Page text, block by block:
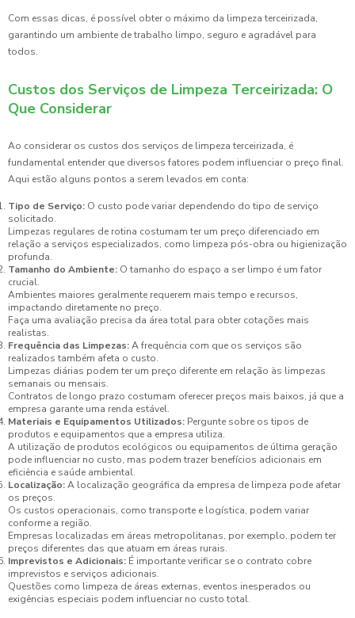
Com essas dicas, é possível obter o máximo da limpeza terceirizada,
garantindo um ambiente de trabalho limpo, seguro e agradável para
todos.
Custos dos Serviços de Limpeza Terceirizada: O
Que Considerar
Ao considerar os custos dos serviços de limpeza terceirizada, é
fundamental entender que diversos fatores podem influenciar o preço final.
Aqui estão alguns pontos a serem levados em conta:
Tipo de Serviço: O custo pode variar dependendo do tipo de serviço
solicitado.
Limpezas regulares de rotina costumam ter um preço diferenciado em
relação a serviços especializados, como limpeza pós-obra ou higienização
profunda.
Tamanho do Ambiente: O tamanho do espaço a ser limpo é um fator
crucial.
Ambientes maiores geralmente requerem mais tempo e recursos,
impactando diretamente no preço.
Faça uma avaliação precisa da área total para obter cotações mais
realistas.
Frequência das Limpezas:A frequência com que os serviços são
realizados também afeta o custo.
Limpezas diárias podem ter um preço diferente em relação às limpezas
semanais ou mensais.
Contratos de longo prazo costumam oferecer preços mais baixos, já que a
empresa garante uma renda estável.
Materiais e Equipamentos Utilizados: Pergunte sobre os tipos de
produtos e equipamentos que a empresa utiliza.
A utilização de produtos ecológicos ou equipamentos de última geração
pode influenciar no custo, mas podem trazer benefícios adicionais em
eficiência e saúde ambiental.
Localização:A localização geográfica da empresa de limpeza pode afetar
os preços.
Os custos operacionais, como transporte e logística, podem variar
conforme a região.
Empresas localizadas em áreas metropolitanas, por exemplo, podem ter
preços diferentes das que atuam em áreas rurais.
Imprevistos e Adicionais: É importante verificar se o contrato cobre
imprevistos e serviços adicionais.
Questões como limpeza de áreas externas, eventos inesperados ou
exigências especiais podem influenciar no custo total.